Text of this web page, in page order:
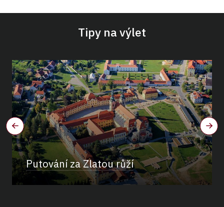
Tipy na výlet
Putování za Zlatou růží